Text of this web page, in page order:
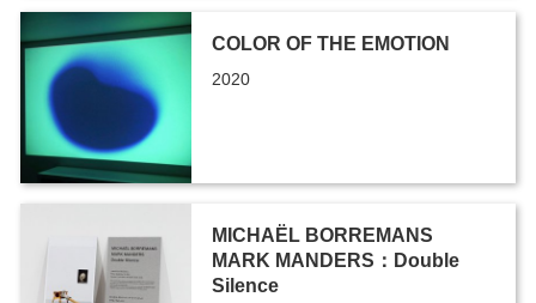
COLOR OF THE EMOTION
2020
MICHAËL BORREMANS
MARK MANDERS：Double
Silence